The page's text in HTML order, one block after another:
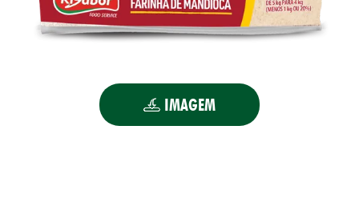
IMAGEM